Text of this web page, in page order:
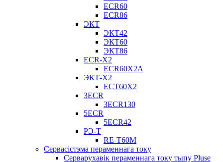
ECR60
ECR86
ЭКТ
ЭКТ42
ЭКТ60
ЭКТ86
ECR-X2
ECR60X2A
ЭКТ-X2
ECT60X2
3ECR
3ECR130
5ECR
5ECR42
РЭ-Т
RE-T60M
Сервасістэма пераменнага току
Серварухавік пераменнага току тыпу Pluse